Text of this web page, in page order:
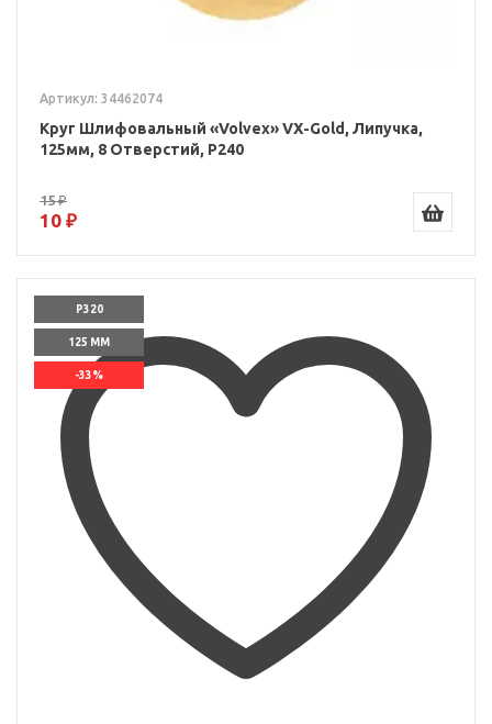
Артикул: 34462074
Круг Шлифовальный «Volvex» VX-Gold, Липучка,
125мм, 8 Отверстий, P240
15 ₽
10 ₽
P320
125 ММ
-33%